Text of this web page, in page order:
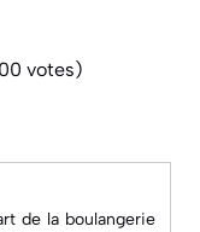
votes)
de la boulangerie